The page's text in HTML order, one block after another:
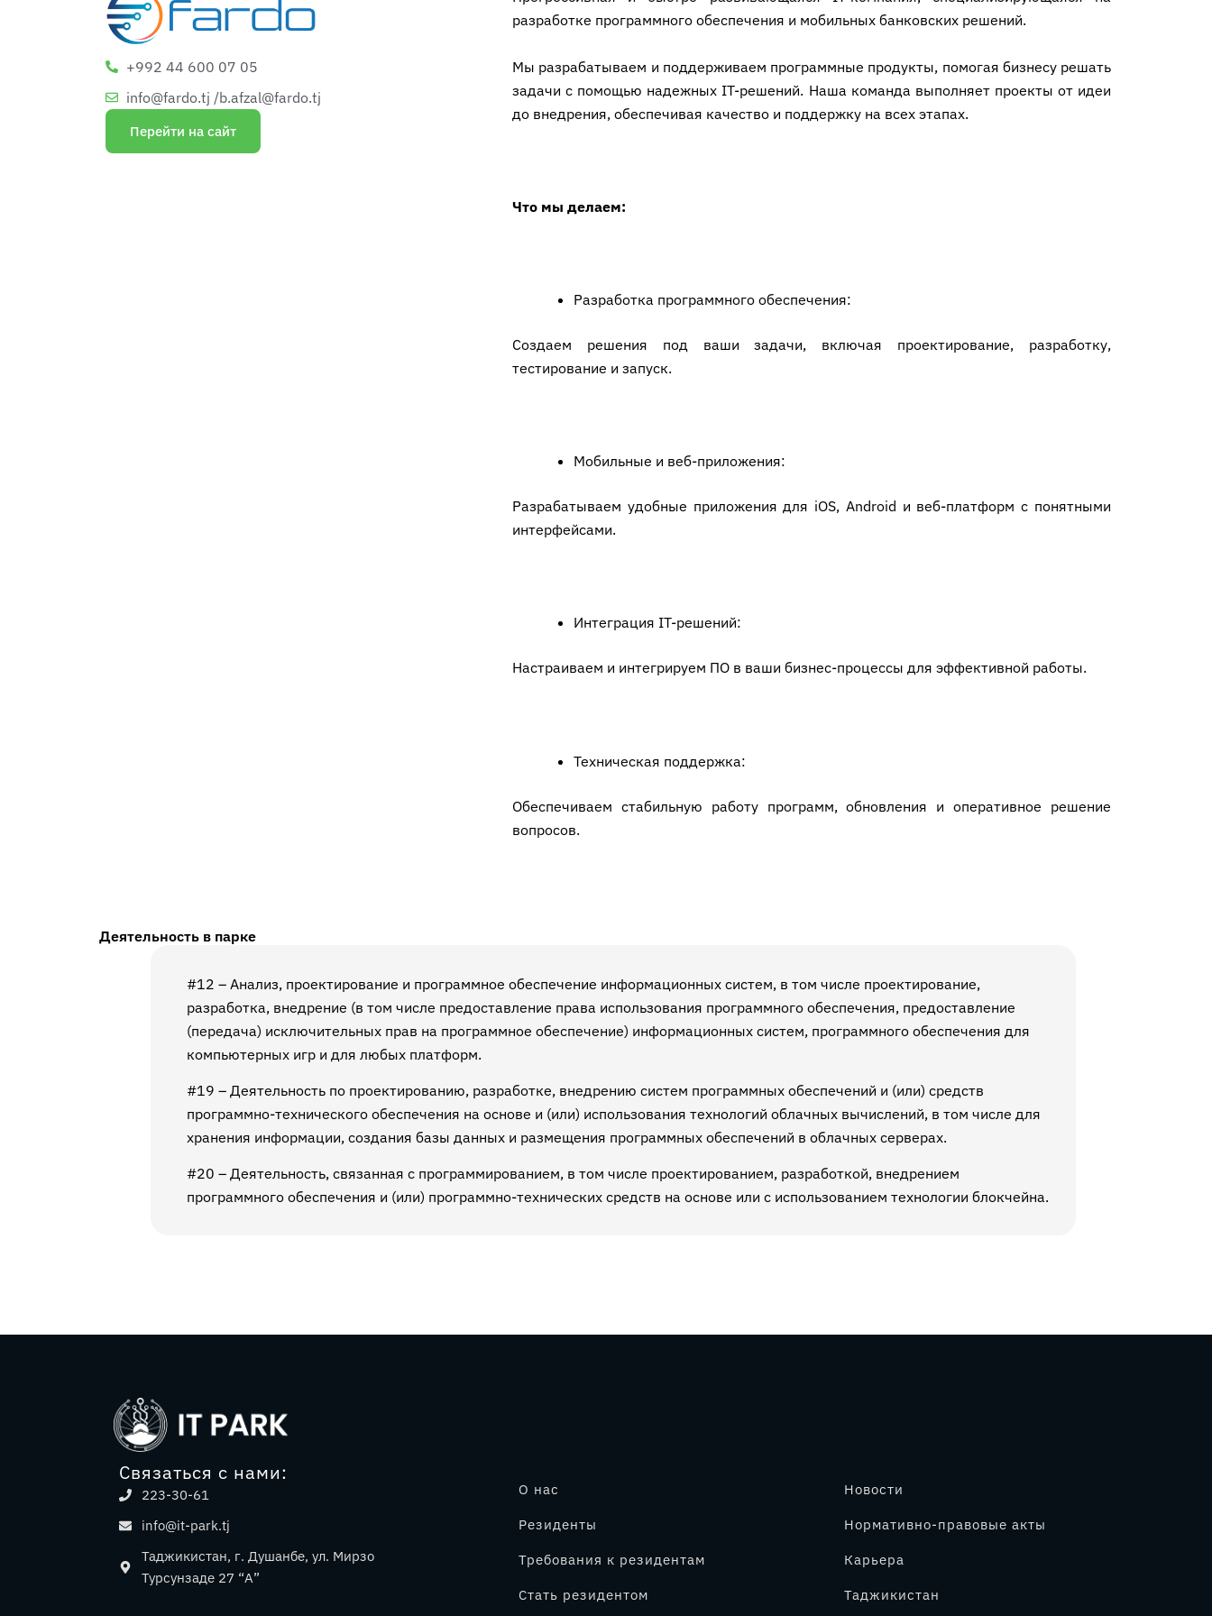
+992 44 600 07 05
info@fardo.tj /b.afzal@fardo.tj
Перейти на сайт
разработке программного обеспечения и мобильных банковских решений.
Мы разрабатываем и поддерживаем программные продукты, помогая бизнесу решать
задачи с помощью надежных IT-решений. Наша команда выполняет проекты от идеи
до внедрения, обеспечивая качество и поддержку на всех этапах.
Что мы делаем:
Разработка программного обеспечения:
Создаем решения под ваши задачи, включая проектирование, разработку,
тестирование и запуск.
Мобильные и веб-приложения:
Разрабатываем удобные приложения для iOS, Android и веб-платформ с понятными
интерфейсами.
Интеграция IT-решений:
Настраиваем и интегрируем ПО в ваши бизнес-процессы для эффективной работы.
Техническая поддержка:
Обеспечиваем стабильную работу программ, обновления и оперативное решение
вопросов.
Деятельность в парке
#12 – Анализ, проектирование и программное обеспечение информационных систем, в том числе проектирование,
разработка, внедрение (в том числе предоставление права использования программного обеспечения, предоставление
(передача) исключительных прав на программное обеспечение) информационных систем, программного обеспечения для
компьютерных игр и для любых платформ.
#19 – Деятельность по проектированию, разработке, внедрению систем программных обеспечений и (или) средств
программно-технического обеспечения на основе и (или) использования технологий облачных вычислений, в том числе для
хранения информации, создания базы данных и размещения программных обеспечений в облачных серверах.
#20 – Деятельность, связанная с программированием, в том числе проектированием, разработкой, внедрением
программного обеспечения и (или) программно-технических средств на основе или с использованием технологии блокчейна.
Связаться с нами:
223-30-61
info@it-park.tj
Таджикистан, г. Душанбе, ул. Мирзо
Турсунзаде 27 “А”
О нас
Резиденты
Требования к резидентам
Стать резидентом
Новости
Нормативно-правовые акты
Карьера
Таджикистан